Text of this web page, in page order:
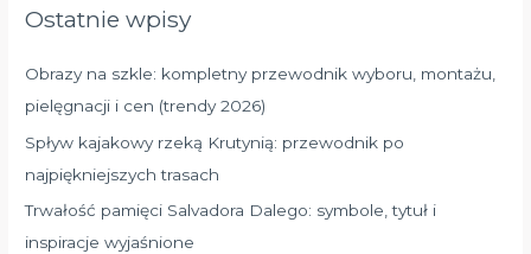
jOstatnie wpisy
Obrazy na szkle: kompletny przewodnik wyboru, montażu,
pielęgnacji i cen (trendy 2026)
Spływ kajakowy rzeką Krutynią: przewodnik po
najpiękniejszych trasach
Trwałość pamięci Salvadora Dalego: symbole, tytuł i
inspiracje wyjaśnione